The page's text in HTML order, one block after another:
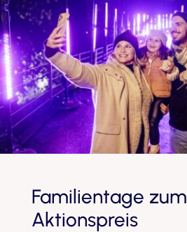
Familientage zum
Aktionspreis